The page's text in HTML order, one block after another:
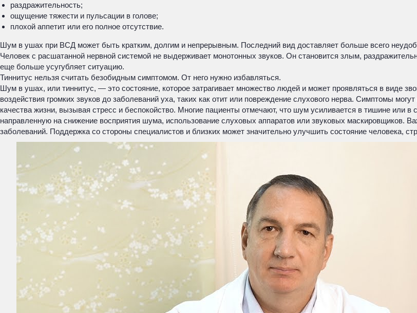
раздражительность;
ощущение тяжести и пульсации в голове;
плохой аппетит или его полное отсутствие.
Шум в ушах при ВСД может быть кратким, долгим и непрерывным. Последний вид доставляет больше всего
Человек с расшатанной нервной системой не выдерживает монотонных звуков. Он становится злым,
еще больше усугубляет ситуацию.
Тиннитус нельзя считать безобидным симптомом. От него нужно избавляться.
Шум в ушах, или тиннитус, — это состояние, которое затрагивает множество людей и может проявляться в виде
воздействия громких звуков до заболеваний уха, таких как отит или повреждение слухового нерва. Симптомы
качества жизни, вызывая стресс и беспокойство. Многие пациенты отмечают, что шум усиливается в тишине или
направленную на снижение восприятия шума, использование слуховых аппаратов или звуковых маскировщиков.
заболеваний. Поддержка со стороны специалистов и близких может значительно улучшить состояние человека,